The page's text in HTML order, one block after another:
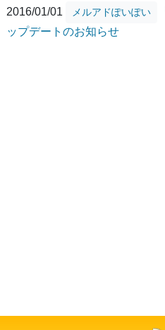
2016/01/01
メルアドぽいぽい
ップデートのお知らせ